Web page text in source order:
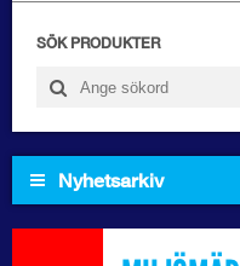
SÖK PRODUKTER
Nyhetsarkiv